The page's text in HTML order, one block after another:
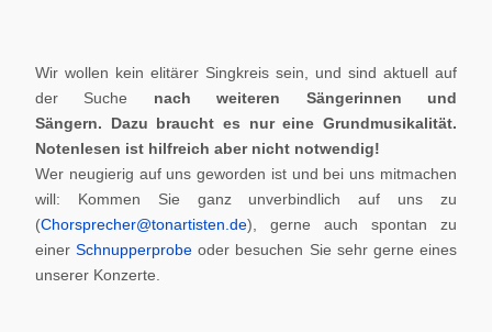
Wir wollen kein elitärer Singkreis sein, und sind aktuell auf
der Suche nach weiteren Sängerinnen und
Sängern. Dazu braucht es nur eine Grundmusikalität.
Notenlesen ist hilfreich aber nicht notwendig!
Wer neugierig auf uns geworden ist und bei uns mitmachen
will: Kommen Sie ganz unverbindlich auf uns zu
(Chorsprecher@tonartisten.de), gerne auch spontan zu
einerSchnupperprobe oder besuchen Sie sehr gerne eines
unserer Konzerte.